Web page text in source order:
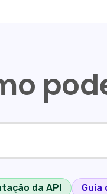
da API Guia